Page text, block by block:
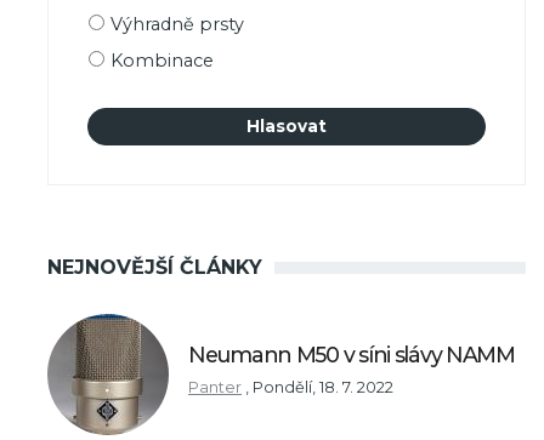
Výhradně prsty
Kombinace
NEJNOVĚJŠÍ ČLÁNKY
Neumann M50 v síni slávy NAMM
Panter , Pondělí, 18. 7. 2022